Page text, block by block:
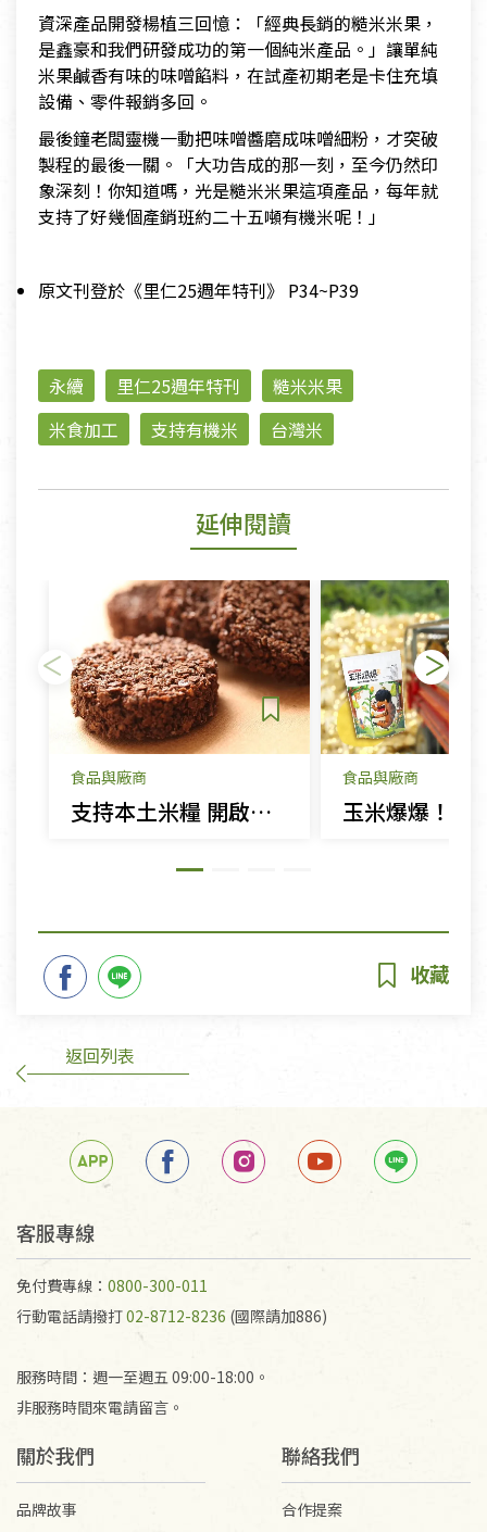
資深產品開發楊植三回憶：「經典長銷的糙米米果，
是鑫豪和我們研發成功的第一個純米產品。」讓單純
米果鹹香有味的味噌餡料，在試產初期老是卡住充填
設備、零件報銷多回。
最後鐘老闆靈機一動把味噌醬磨成味噌細粉，才突破
製程的最後一關。「大功告成的那一刻，至今仍然印
象深刻！你知道嗎，光是糙米米果這項產品，每年就
支持了好幾個產銷班約二十五噸有機米呢！」
原文刊登於《里仁25週年特刊》 P34~P39
永續 里仁25週年特刊
糙米米果
米食加工
支持有機米 台灣米
延伸閱讀
食品與廠商
支持本土米糧 開啟互利共榮善循環
食品與廠商
返回列表
客服專線
免付費專線： 0800-300-011
行動電話請撥打02-8712-8236 (國際請加886)
服務時間：週一至週五 09:00-18:00。
非服務時間來電請留言。
關於我們
品牌故事
聯絡我們
合作提案